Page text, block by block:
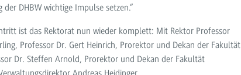
DHBW wichtige Impulse setzen.“
ist das Rektorat nun wieder komplett: Mit Rektor Professor
Professor Dr. Gert Heinrich, Prorektor und Dekan der Fakultät
Dr. Steffen Arnold, Prorektor und Dekan der Fakultät